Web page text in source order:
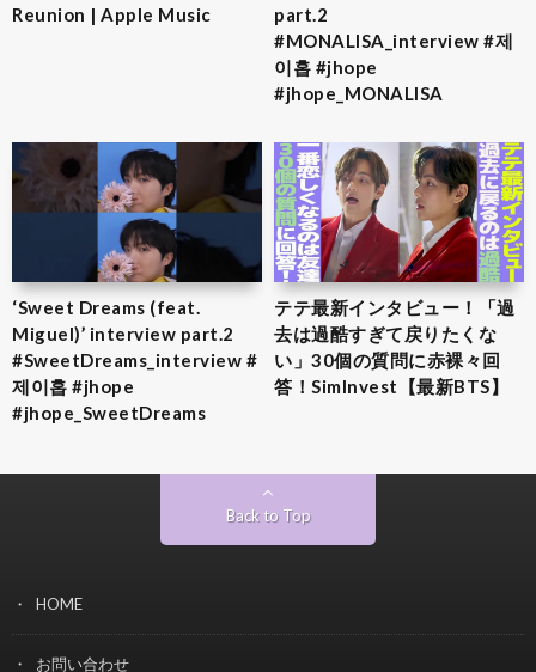
Reunion | Apple Music
part.2
#MONALISA_interview #제
이홉 #jhope
#jhope_MONALISA
‘Sweet Dreams (feat.
Miguel)’ interview part.2
#SweetDreams_interview #
제이홉 #jhope
#jhope_SweetDreams
テテ最新インタビュー！「過
去は過酷すぎて戻りたくな
い」30個の質問に赤裸々回
答！SimInvest【最新BTS】
Back to Top
HOME
お問い合わせ